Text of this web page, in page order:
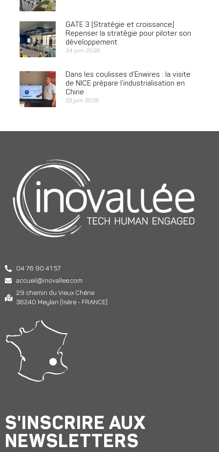
GATE 3 [Stratégie et croissance]
Repenser la stratégie pour piloter son
développement
24 juin 2026
Dans les coulisses d’Enwires : la visite
de NICE prépare l’industrialisation en
Chine
23 juin 2026
04 76 90 41 57
accueil@inovallee.com
29 chemin du Vieux Chêne
38240 Meylan (Isère - FRANCE)
S'INSCRIRE AUX
NEWSLETTERS